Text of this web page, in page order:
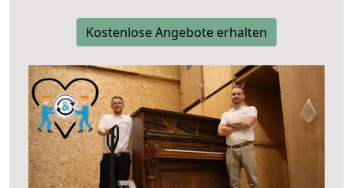
Kostenlose Angebote erhalten